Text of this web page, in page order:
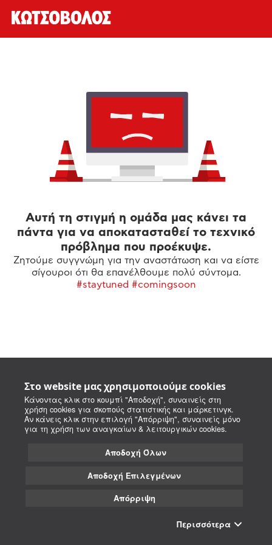
Στο website μας χρησιμοποιούμε cookies
Κάνοντας κλικ στο κουμπί "Αποδοχή", συναινείς στη
χρήση cookies για σκοπούς στατιστικής και μάρκετινγκ.
Αν κάνεις κλικ στην επιλογή "Απόρριψη", συναινείς μόνο
για τη χρήση των αναγκαίων & λειτουργικών cookies.
Αποδοχή Όλων
Αποδοχή Επιλεγμένων
Απόρριψη
Περισσότερα
Αυτή τη στιγμή η ομάδα μας κάνει τα
πάντα για να αποκατασταθεί το τεχνικό
πρόβλημα που προέκυψε.
Ζητούμε συγγνώμη για την αναστάτωση και να είστε
σίγουροι ότι θα επανέλθουμε πολύ σύντομα.
#staytuned #comingsoon